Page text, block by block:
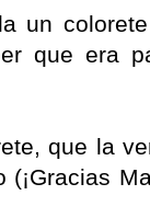
un
que era
que la